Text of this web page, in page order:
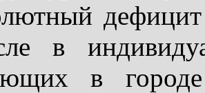
в
в